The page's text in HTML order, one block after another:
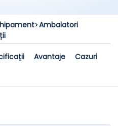
Ambalatori
Avantaje
Cazuri